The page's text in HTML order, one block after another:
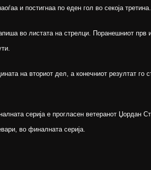
и постигнаа по еден гол во секоја третина.
во листата на стрелци. Поранешниот прв
на вториот дел, а конечниот резултат го
серија е прогласен ветеранот Џордан
во финалната серија.